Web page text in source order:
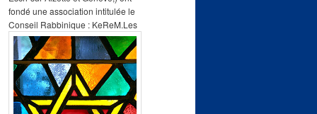
fondé une association intitulée le
Conseil Rabbinique : KeReM.Les